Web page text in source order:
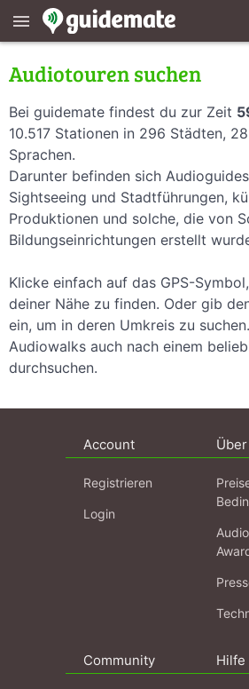
menu
Audiotouren suchen
Bei guidemate findest du zur Zeit
10.517 Stationen in 296 Städten,
Sprachen.
Darunter befinden sich
Sightseeing und Stadtführungen,
Produktionen und solche, die von
Bildungseinrichtungen erstellt
Klicke einfach auf das GPS-
deiner Nähe zu finden. Oder gib
ein, um in deren Umkreis zu
Audiowalks auch nach einem
durchsuchen.
Account
Registrieren
Login
Community Hilfe